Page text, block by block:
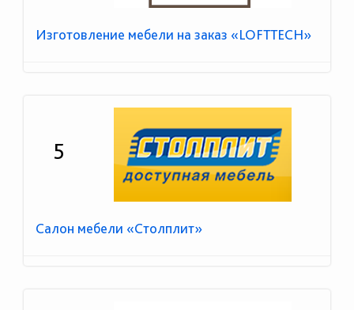
Изготовление мебели на заказ «LOFTTECH»
5
Салон мебели «Столплит»